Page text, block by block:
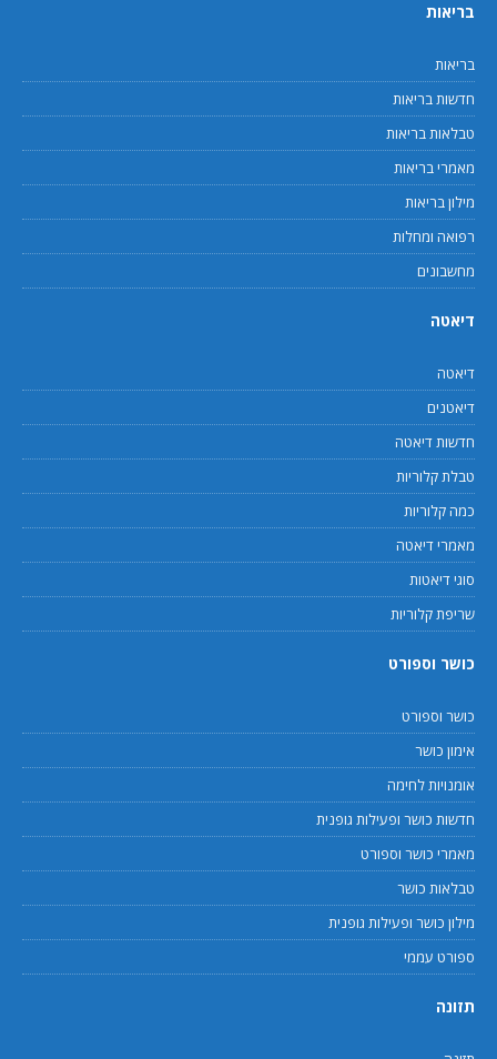
בריאות
בריאות
חדשות בריאות
טבלאות בריאות
מאמרי בריאות
מילון בריאות
רפואה ומחלות
מחשבונים
דיאטה
דיאטה
דיאטנים
חדשות דיאטה
טבלת קלוריות
כמה קלוריות
מאמרי דיאטה
סוגי דיאטות
שריפת קלוריות
כושר וספורט
כושר וספורט
אימון כושר
אומנויות לחימה
חדשות כושר ופעילות גופנית
מאמרי כושר וספורט
טבלאות כושר
מילון כושר ופעילות גופנית
ספורט עממי
תזונה